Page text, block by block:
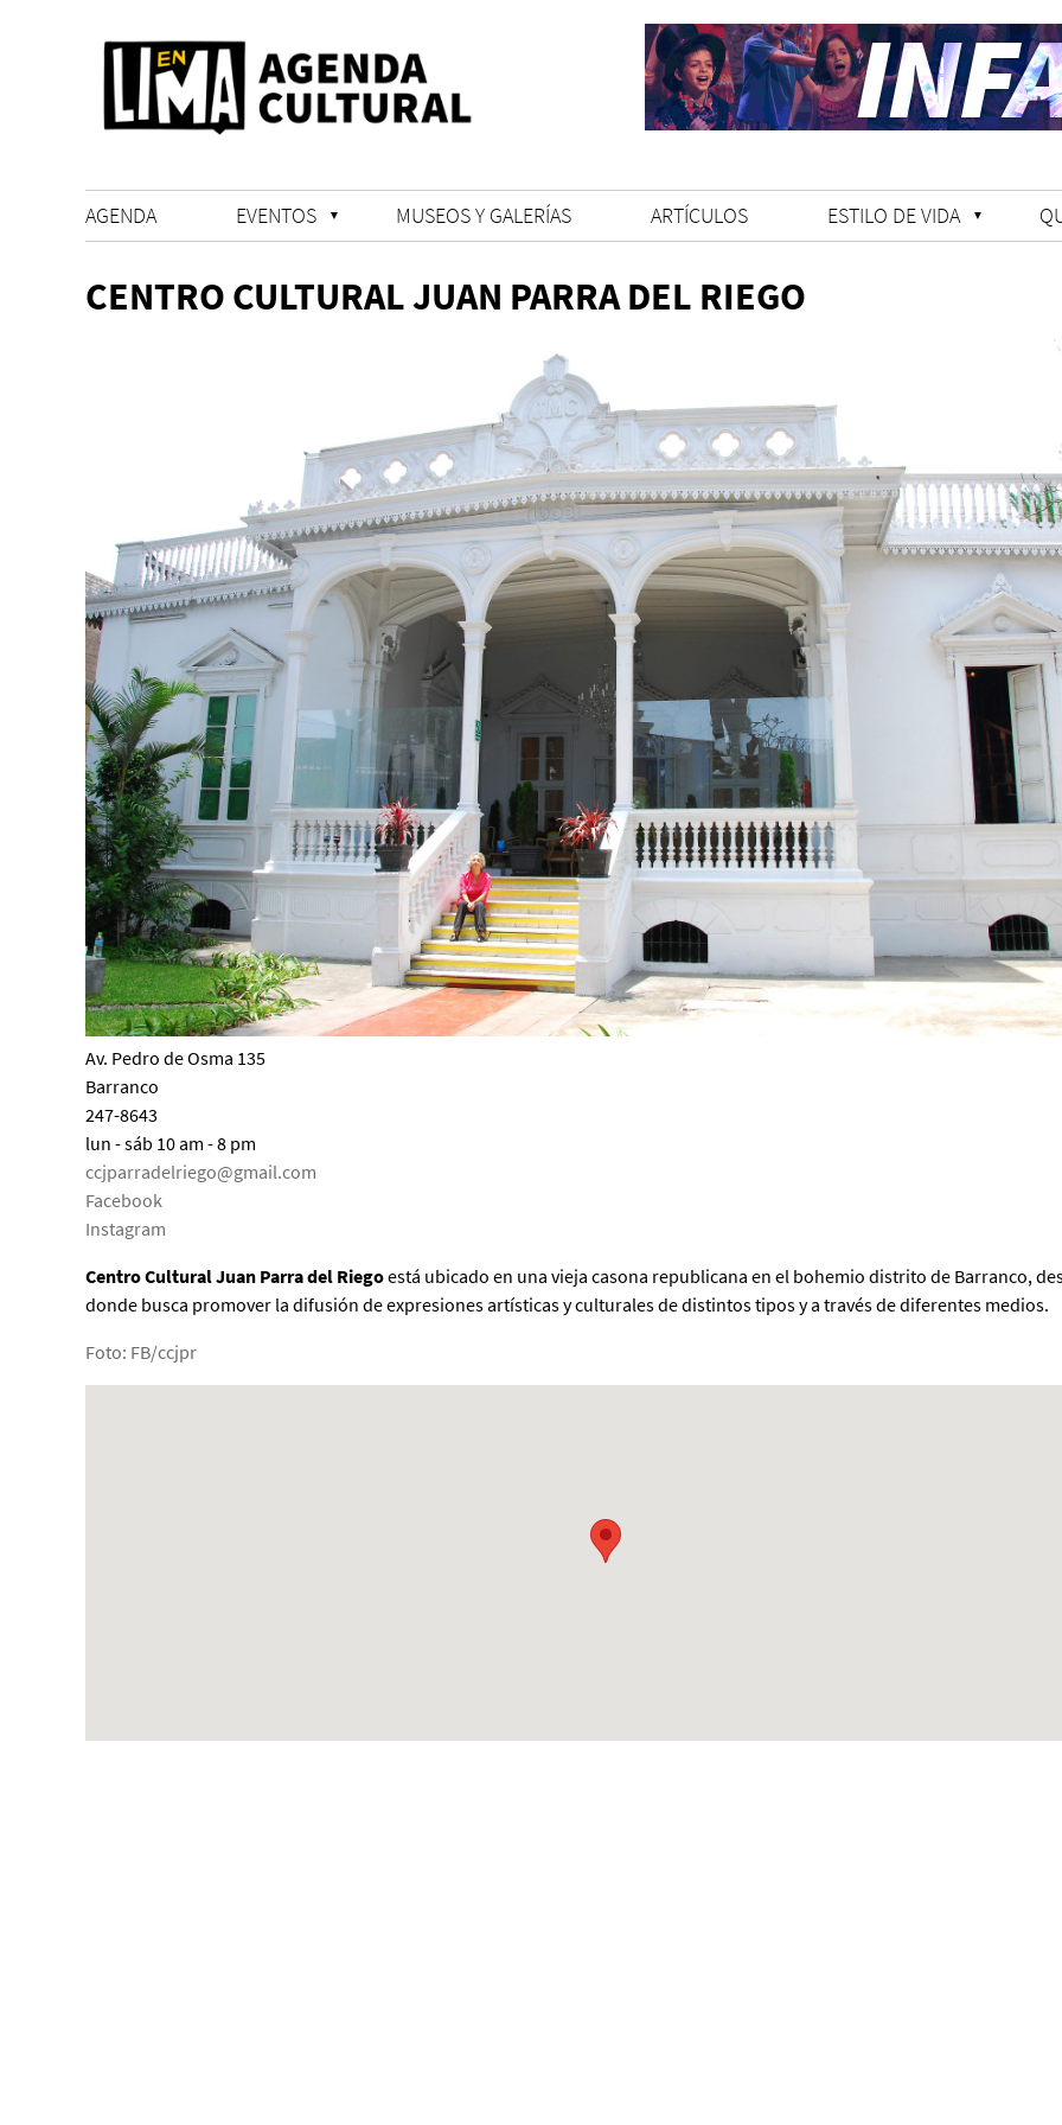
AGENDA EVENTOS MUSEOS Y GALERÍAS ARTÍCULOS ESTILO DE VIDA
CENTRO CULTURAL JUAN PARRA DEL RIEGO
Av. Pedro de Osma 135
Barranco
247-8643
lun - sáb 10 am - 8 pm
ccjparradelriego@gmail.com
Facebook
Instagram
Centro Cultural Juan Parra del Riegoestá ubicado en una vieja casona republicana en el bohemio distrito de Barranco,
donde busca promover la difusión de expresiones artísticas y culturales de distintos tipos y a través de diferentes medios.
Foto: FB/ccjpr